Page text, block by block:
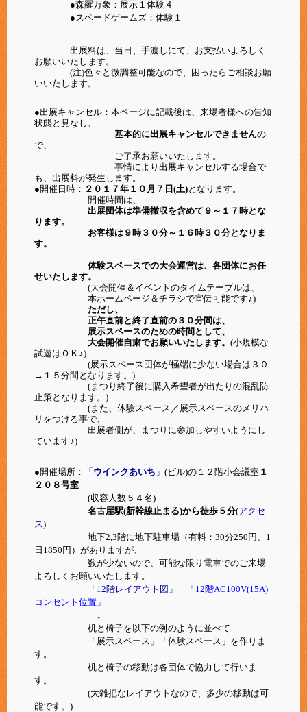
●森羅万象：展示１体験４
●スペードゲームズ：体験１
出展料は、当日、手渡しにて、お支払いよろしく
お願いいたします。
(注)色々と微調整可能なので、困ったらご相談お願
いいたします。
●出展キャンセル：本ページに記載後は、来場者様への告知
状態と見なし、
基本的に出展キャンセルできませんの
で、
ご了承お願いいたします。
事情により出展キャンセルする場合で
も、出展料が発生します。
●開催日時： ２０１７年１０月７日(土)となります。
開催時間は、
出展団体は準備撤収を含めて９～１７時とな
ります。
お客様は９時３０分～１６時３０分となりま
す。
体験スペースでの大会運営は、各団体にお任
せいたします。
(大会開催＆イベントのタイムテーブルは、
本ホームページ＆チラシで宣伝可能です♪)
ただし、
正午直前と終了直前の３０分間は、
展示スペースのための時間として、
大会開催自粛でお願いいたします。 (小規模な
試遊はＯＫ♪)
(展示スペース団体が極端に少ない場合は３０
→１５分間となります。)
(まつり終了後に購入希望者が出たりの混乱防
止策となります。)
(また、体験スペース／展示スペースのメリハ
リをつける事で、
出展者側が、まつりに参加しやすいようにし
ています♪)
●開催場所： 「 ウインクあいち 」 (ビル)の１２階小会議室 １
２０８号室
(収容人数５４名)
名古屋駅(新幹線止まる)から徒歩５分(アクセ
ス)
地下2,3階に地下駐車場（有料： 30分250円、1
日1850円）がありますが、
数が少ないので、可能な限り電車でのご来場
よろしくお願いいたします。
「12階レイアウト図」
「12階AC100V(15A)
コンセント位置」
↓
机と椅子を以下の例のように並べて
「展示スペース」「体験スペース」を作りま
す。
机と椅子の移動は各団体で協力して行いま
す。
(大雑把なレイアウトなので、多少の移動は可
能です。)